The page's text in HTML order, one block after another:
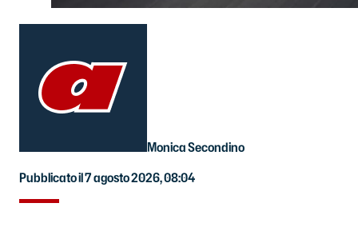
Monica Secondino
Pubblicato il 7 agosto 2026, 08:04